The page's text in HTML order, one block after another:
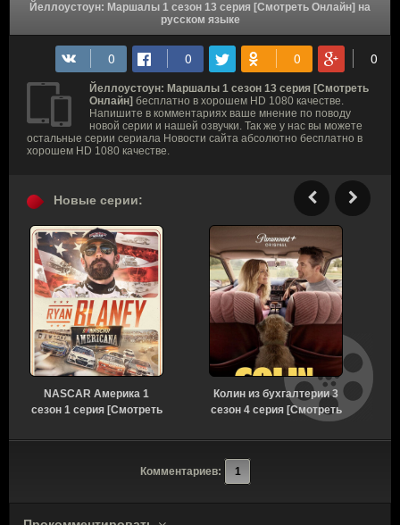
Йеллоустоун: Маршалы 1 сезон 13 серия [Смотреть Онлайн] на
русском языке
Йеллоустоун: Маршалы 1 сезон 13 серия [Смотреть
Онлайн] бесплатно в хорошем HD 1080 качестве.
Напишите в комментариях ваше мнение по поводу
новой серии и нашей озвучки. Так же у нас вы можете
остальные серии сериала Новости сайта абсолютно бесплатно в
хорошем HD 1080 качестве.
Новые серии:
NASCAR Америка 1
сезон 1 серия [Смотреть
Колин из бухгалтерии 3
сезон 4 серия [Смотреть
Комментариев: 1